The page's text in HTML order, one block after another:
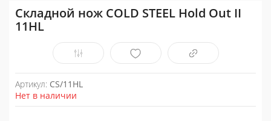
Складной нож COLD STEEL Hold Out II
11HL
Артикул: CS/11HL
Нет в наличии